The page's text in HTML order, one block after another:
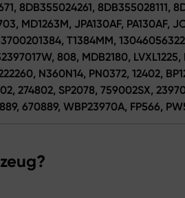
8DB355024261, 8DB355028111,
MD1263M, JPA130AF, PA130AF,
T1384MM,
808, MDB2180, LVXL1225,
N360N14, PN0372, 12402,
274802, SP2078, 759002SX,
670889, WBP23970A, FP566,